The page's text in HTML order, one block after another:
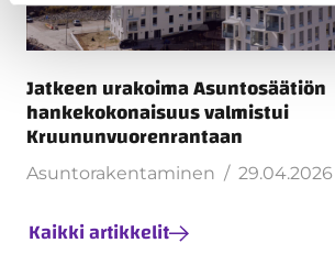
Jatkeen urakoima Asuntosäätiön
hankekokonaisuus valmistui
Kruununvuorenrantaan
Asuntorakentaminen 29.04.2026
Kaikki artikkelit